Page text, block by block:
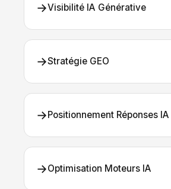
→Visibilité IA Générative
→Stratégie GEO
→Positionnement Réponses IA
→Optimisation Moteurs IA